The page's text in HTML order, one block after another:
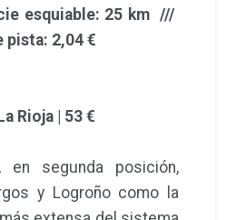
esquiable: 25 km ///
pista: 2,04 €
Rioja | 53 €
segunda posición,
y Logroño como la